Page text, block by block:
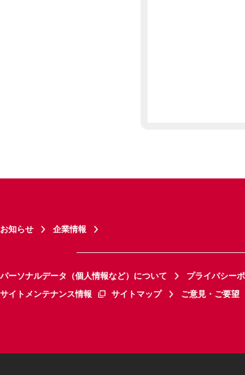
お知らせ 企業情報
パーソナルデータ（個人情報など）について プライバシー
サイトメンテナンス情報
サイトマップ ご意見・ご要望